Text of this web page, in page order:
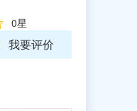
0星
我要评价